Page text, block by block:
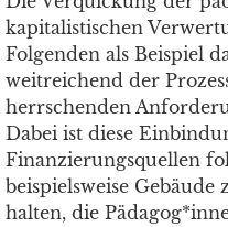
kapitalistischen
Folgenden als Beispiel
weitreichend der
herrschenden
Dabei ist diese
Finanzierungsquellen
beispielsweise
halten, die